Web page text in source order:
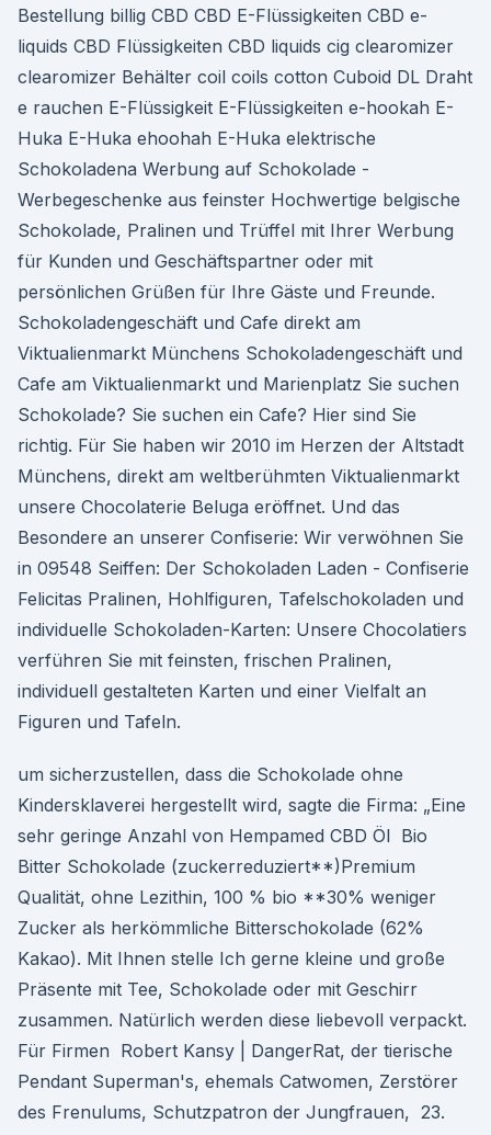
Bestellung billig CBD CBD E-Flüssigkeiten CBD e-
liquids CBD Flüssigkeiten CBD liquids cig clearomizer
clearomizer Behälter coil coils cotton Cuboid DL Draht
e rauchen E-Flüssigkeit E-Flüssigkeiten e-hookah E-
Huka E-Huka ehoohah E-Huka elektrische
Schokoladena Werbung auf Schokolade -
Werbegeschenke aus feinster Hochwertige belgische
Schokolade, Pralinen und Trüffel mit Ihrer Werbung
für Kunden und Geschäftspartner oder mit
persönlichen Grüßen für Ihre Gäste und Freunde.
Schokoladengeschäft und Cafe direkt am
Viktualienmarkt Münchens Schokoladengeschäft und
Cafe am Viktualienmarkt und Marienplatz Sie suchen
Schokolade? Sie suchen ein Cafe? Hier sind Sie
richtig. Für Sie haben wir 2010 im Herzen der Altstadt
Münchens, direkt am weltberühmten Viktualienmarkt
unsere Chocolaterie Beluga eröffnet. Und das
Besondere an unserer Confiserie: Wir verwöhnen Sie
in 09548 Seiffen: Der Schokoladen Laden - Confiserie
Felicitas Pralinen, Hohlfiguren, Tafelschokoladen und
individuelle Schokoladen-Karten: Unsere Chocolatiers
verführen Sie mit feinsten, frischen Pralinen,
individuell gestalteten Karten und einer Vielfalt an
Figuren und Tafeln.
um sicherzustellen, dass die Schokolade ohne
Kindersklaverei hergestellt wird, sagte die Firma: „Eine
sehr geringe Anzahl von Hempamed CBD Öl Bio
Bitter Schokolade (zuckerreduziert**)Premium
Qualität, ohne Lezithin, 100 % bio **30% weniger
Zucker als herkömmliche Bitterschokolade (62%
Kakao). Mit Ihnen stelle Ich gerne kleine und große
Präsente mit Tee, Schokolade oder mit Geschirr
zusammen. Natürlich werden diese liebevoll verpackt.
Für Firmen Robert Kansy | DangerRat, der tierische
Pendant Superman's, ehemals Catwomen, Zerstörer
des Frenulums, Schutzpatron der Jungfrauen, 23.